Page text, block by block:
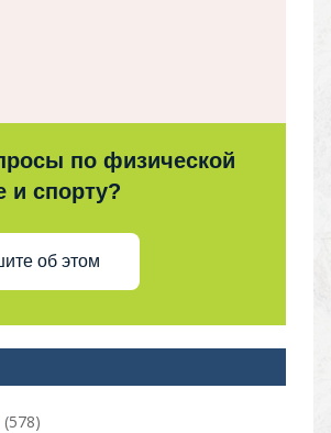
по физической
и спорту?
об этом
(578)